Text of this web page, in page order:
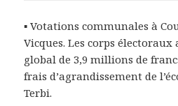
▪ Votations communales à
Vicques. Les corps
global de 3,9 millions de
frais d’agrandissement de
Terbi.